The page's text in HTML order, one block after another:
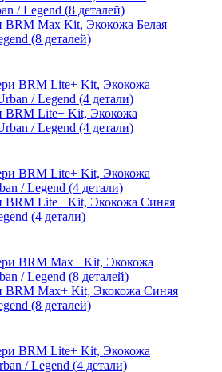
BRM Max Kit, Экокожа Белая
(8 деталей)
BRM Lite+ Kit, Экокожа
/ Legend (4 детали)
BRM Lite+ Kit, Экокожа Синяя
(4 детали)
BRM Max+ Kit, Экокожа Синяя
(8 деталей)